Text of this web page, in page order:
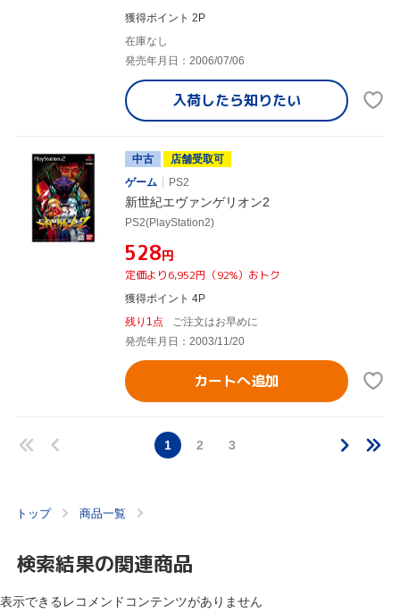
獲得ポイント 2P
在庫なし
発売年月日：2006/07/06
入荷したら知りたい
中古
店舗受取可
ゲーム
PS2
新世紀エヴァンゲリオン2
PS2(PlayStation2)
¥528円
定価より6,952円（92%）おトク
獲得ポイント 4P
残り1点
ご注文はお早めに
発売年月日：2003/11/20
カートへ追加
1 2 3
トップ 商品一覧
検索結果の関連商品
表示できるレコメンドコンテンツがありません